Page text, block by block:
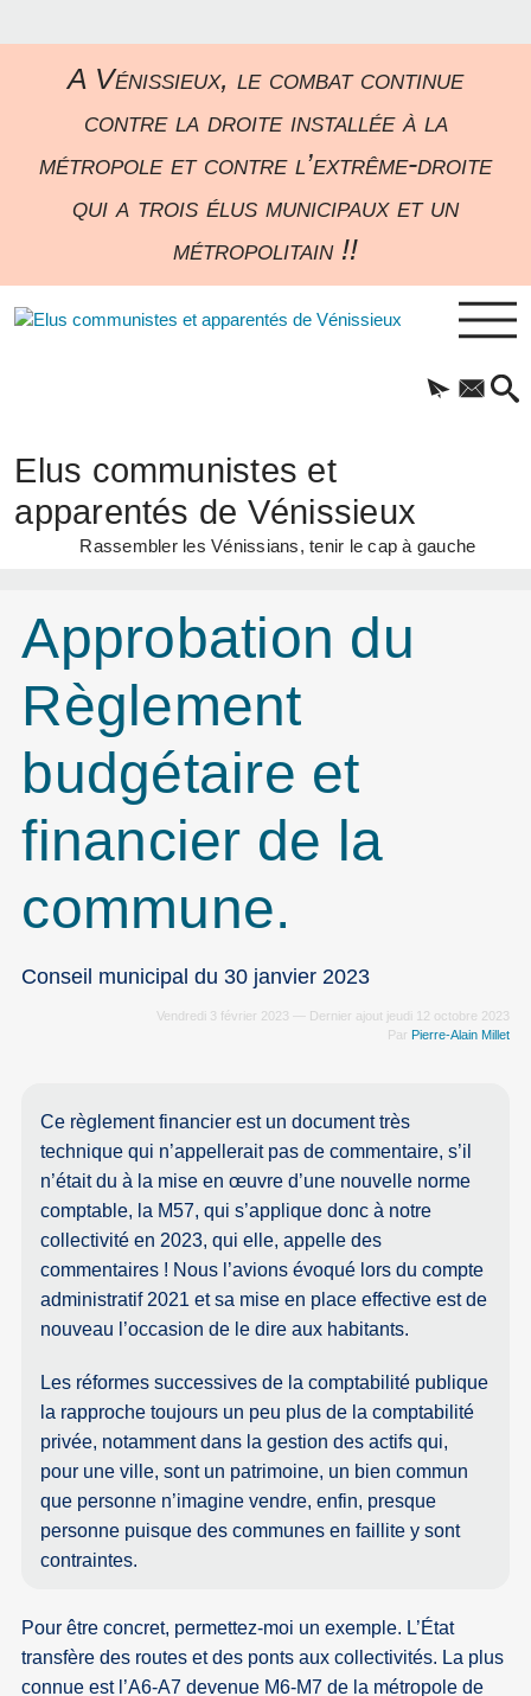
A Vénissieux, le combat continue
contre la droite installée à la
métropole et contre l’extrême-droite
qui a trois élus municipaux et un
métropolitain !!
Elus communistes et
apparentés de Vénissieux
Rassembler les Vénissians, tenir le cap à gauche
Approbation du
Règlement
budgétaire et
financier de la
commune.
Conseil municipal du 30 janvier 2023
Vendredi 3 février 2023 — Dernier ajout jeudi 12 octobre 2023
Par Pierre-Alain Millet
Ce règlement financier est un document très
technique qui n’appellerait pas de commentaire, s’il
n’était du à la mise en œuvre d’une nouvelle norme
comptable, la M57, qui s’applique donc à notre
collectivité en 2023, qui elle, appelle des
commentaires ! Nous l’avions évoqué lors du compte
administratif 2021 et sa mise en place effective est de
nouveau l’occasion de le dire aux habitants.
Les réformes successives de la comptabilité publique
la rapproche toujours un peu plus de la comptabilité
privée, notamment dans la gestion des actifs qui,
pour une ville, sont un patrimoine, un bien commun
que personne n’imagine vendre, enfin, presque
personne puisque des communes en faillite y sont
contraintes.
Pour être concret, permettez-moi un exemple. L’État
transfère des routes et des ponts aux collectivités. La plus
connue est l’A6-A7 devenue M6-M7 de la métropole de